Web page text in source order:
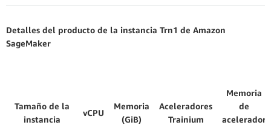
Detalles del producto de la instancia Trn1 de Amazon
SageMaker
Tamaño de la
instancia
vCPU
Memoria
(GiB)
Aceleradores
Trainium
Memoria
de
acelerador